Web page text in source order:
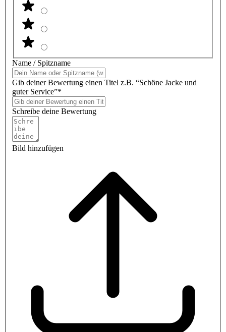
Name / Spitzname
Gib deiner Bewertung einen Titel z.B. “Schöne Jacke und
guter Service”*
Schreibe deine Bewertung
Bild hinzufügen